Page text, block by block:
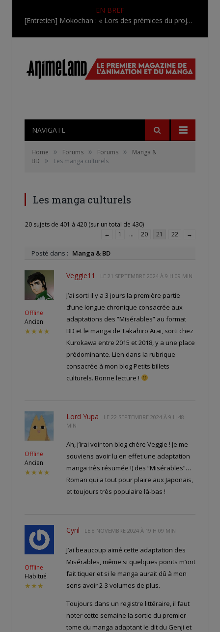
EN BREF
[Entretien] Mokochan : « Lors des prémices du projet, il était déjà demandé de suivre au mieux le manga originel.»
NAVIGATE
Home » Forums » Forums »
Manga &
BD
» Les manga culturels
Les manga culturels
20 sujets de 401 à 420 (sur un total de 430)
←
1 … 20 21 22 →
Posté dans : Manga & BD
Offline
Ancien
★★★★
Veggie11 LE 21 SEPTEMBRE 2024 À 9 H 09 MIN
J’ai sorti il y a 3 jours la première partie
d’une longue chronique consacrée aux
adaptations des ”Misérables” au format
BD et le manga de Takahiro Arai, sorti chez
Kurokawa entre 2015 et 2018, y a une place
prédominante. Lien dans la rubrique
consacrée à mon blog Petits billets
culturels. Bonne lecture !
Offline
Ancien
★★★★
Lord Yupa LE 22 SEPTEMBRE 2024 À 9 H 48
MIN
Ah, j’irai voir ton blog chère Veggie ! Je me
souviens avoir lu en effet une adaptation
manga très résumée !) des “Misérables”…
Roman qui a tout pour plaire aux Japonais,
et toujours très populaire là-bas !
Offline
Habitué
★★★
Cyril LE 8 NOVEMBRE 2024 À 19 H 09 MIN
J’ai beaucoup aimé cette adaptation des
Misérables, même si quelques points m’ont
fait tiquer et si le manga aurait dû à mon
sens avoir 2-3 volumes de plus.
Toujours dans un registre littéraire, il faut
noter cette semaine la sortie du premier
tome du manga adaptant le dit du Genji et